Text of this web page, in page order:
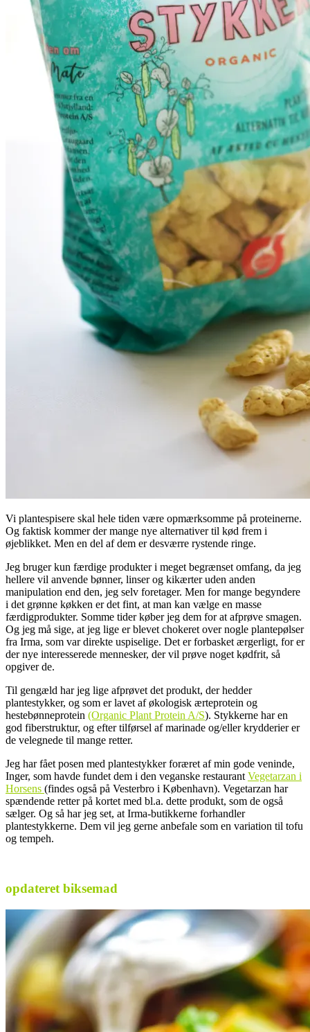
Vi plantespisere skal hele tiden være opmærksomme på proteinerne.
Og faktisk kommer der mange nye alternativer til kød frem i
øjeblikket. Men en del af dem er desværre rystende ringe.
Jeg bruger kun færdige produkter i meget begrænset omfang, da jeg
hellere vil anvende bønner, linser og kikærter uden anden
manipulation end den, jeg selv foretager. Men for mange begyndere
i det grønne køkken er det fint, at man kan vælge en masse
færdigprodukter. Somme tider køber jeg dem for at afprøve smagen.
Og jeg må sige, at jeg lige er blevet chokeret over nogle plantepølser
fra Irma, som var direkte uspiselige. Det er forbasket ærgerligt, for er
der nye interesserede mennesker, der vil prøve noget kødfrit, så
opgiver de.
Til gengæld har jeg lige afprøvet det produkt, der hedder
plantestykker, og som er lavet af økologisk ærteprotein og
hestebønneprotein (Organic Plant Protein A/S). Stykkerne har en
god fiberstruktur, og efter tilførsel af marinade og/eller krydderier er
de velegnede til mange retter.
Jeg har fået posen med plantestykker foræret af min gode veninde,
Inger, som havde fundet dem i den veganske restaurant Vegetarzan i
Horsens (findes også på Vesterbro i København). Vegetarzan har
spændende retter på kortet med bl.a. dette produkt, som de også
sælger. Og så har jeg set, at Irma-butikkerne forhandler
plantestykkerne. Dem vil jeg gerne anbefale som en variation til tofu
og tempeh.
opdateret biksemad